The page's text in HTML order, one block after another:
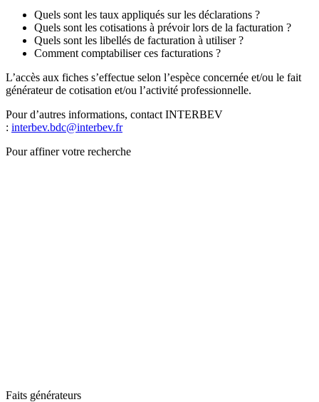
Quels sont les taux appliqués sur les déclarations ?
Quels sont les cotisations à prévoir lors de la facturation ?
Quels sont les libellés de facturation à utiliser ?
Comment comptabiliser ces facturations ?
L’accès aux fiches s’effectue selon l’espèce concernée et/ou le fait
générateur de cotisation et/ou l’activité professionnelle.
Pour d’autres informations, contact INTERBEV
: interbev.bdc@interbev.fr
Pour affiner votre recherche
Faits générateurs